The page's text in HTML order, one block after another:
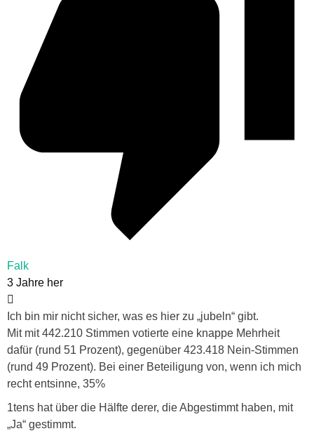
Falk
3 Jahre her
Ich bin mir nicht sicher, was es hier zu „jubeln“ gibt.
Mit mit 442.210 Stimmen votierte eine knappe Mehrheit
dafür (rund 51 Prozent), gegenüber 423.418 Nein-Stimmen
(rund 49 Prozent). Bei einer Beteiligung von, wenn ich mich
recht entsinne, 35%
1tens hat über die Hälfte derer, die Abgestimmt haben, mit
„Ja“ gestimmt.